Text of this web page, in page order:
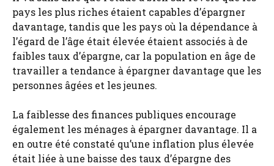
pays les plus riches étaient capables d’épargner
davantage, tandis que les pays où la dépendance à
l’égard de l’âge était élevée étaient associés à de
faibles taux d’épargne, car la population en âge de
travailler a tendance à épargner davantage que les
personnes âgées et les jeunes.
La faiblesse des finances publiques encourage
également les ménages à épargner davantage. Il a
en outre été constaté qu’une inflation plus élevée
était liée à une baisse des taux d’épargne des